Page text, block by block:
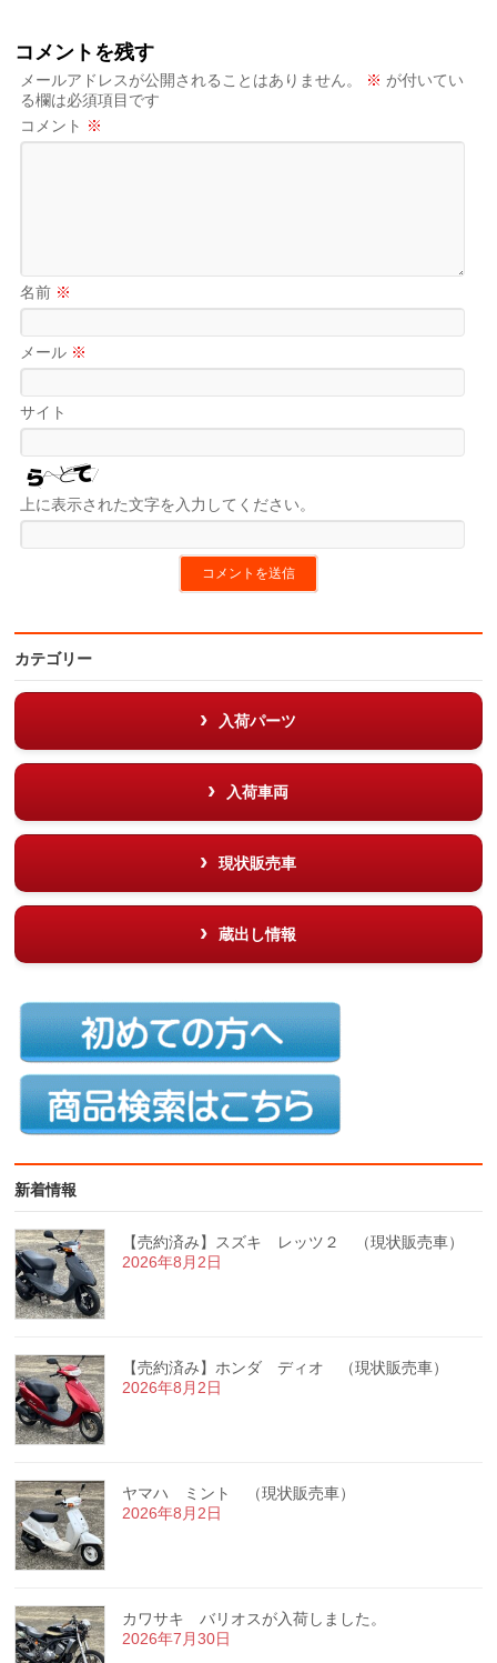
コメントを残す
メールアドレスが公開されることはありません。 ※ が付いてい
る欄は必須項目です
コメント ※
名前 ※
メール ※
サイト
上に表示された文字を入力してください。
カテゴリー
入荷パーツ
入荷車両
現状販売車
蔵出し情報
新着情報
【売約済み】スズキ レッツ２ （現状販売車）
2026年8月2日
【売約済み】ホンダ ディオ （現状販売車）
2026年8月2日
ヤマハ ミント （現状販売車）
2026年8月2日
カワサキ バリオスが入荷しました。
2026年7月30日